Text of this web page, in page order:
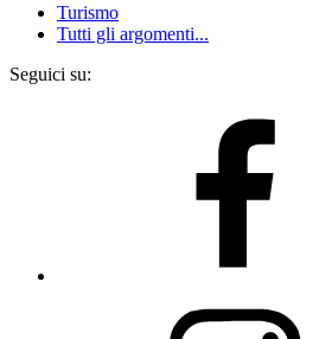
Turismo
Tutti gli argomenti...
Seguici su: